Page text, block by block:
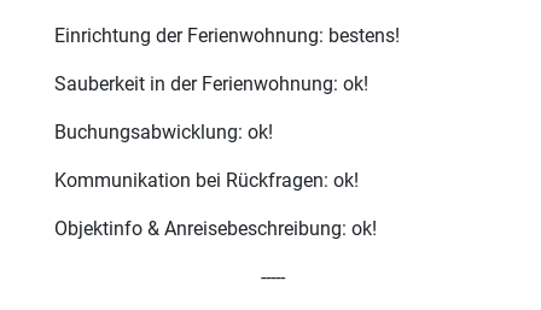
Einrichtung der Ferienwohnung: bestens!
Sauberkeit in der Ferienwohnung: ok!
Buchungsabwicklung: ok!
Kommunikation bei Rückfragen: ok!
Objektinfo & Anreisebeschreibung: ok!
-----